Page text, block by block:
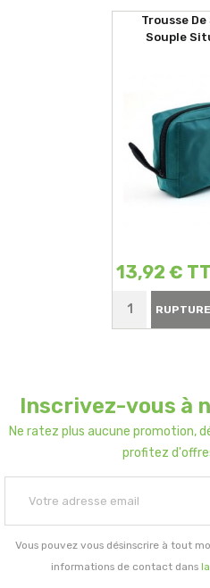
Trousse
Souple
13,92 €
Inscrivez-vous à
Ne ratez plus aucune promotion,
profitez
Vous pouvez vous désinscrire à tout
informations de contact dans